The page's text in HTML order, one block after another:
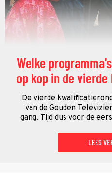
Welke
op kop in de
De vierde
van de Gouden
gang. Tijd dus voor de
LEES